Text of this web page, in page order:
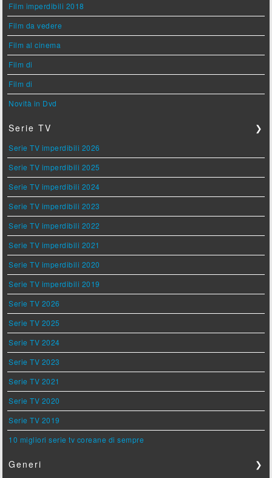
Film imperdibili 2018
Film da vedere
Film al cinema
Film di
Film di
Novità in Dvd
Serie TV ❯
Serie TV imperdibili 2026
Serie TV imperdibili 2025
Serie TV imperdibili 2024
Serie TV imperdibili 2023
Serie TV imperdibili 2022
Serie TV imperdibili 2021
Serie TV imperdibili 2020
Serie TV imperdibili 2019
Serie TV 2026
Serie TV 2025
Serie TV 2024
Serie TV 2023
Serie TV 2021
Serie TV 2020
Serie TV 2019
10 migliori serie tv coreane di sempre
Generi ❯